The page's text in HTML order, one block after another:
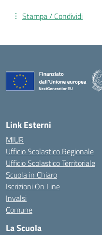
Stampa / Condividi
Link Esterni
MIUR
Ufficio Scolastico Regionale
Ufficio Scolastico Territoriale
Scuola in Chiaro
Iscrizioni On Line
Invalsi
Comune
La Scuola